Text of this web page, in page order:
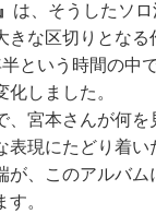
は、そうしたソ
きな区切りとなる
という時間の中
化しました。
、宮本さんが何を
表現にたどり着い
が、このアルバム
す。